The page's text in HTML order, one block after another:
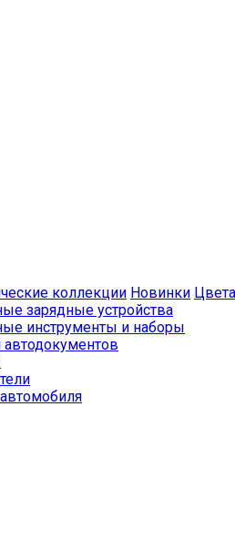
коллекции Новинки Цвета
зарядные устройства
инструменты и наборы